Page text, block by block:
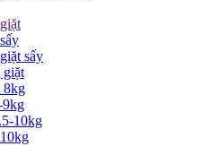
sấy
8kg
10kg